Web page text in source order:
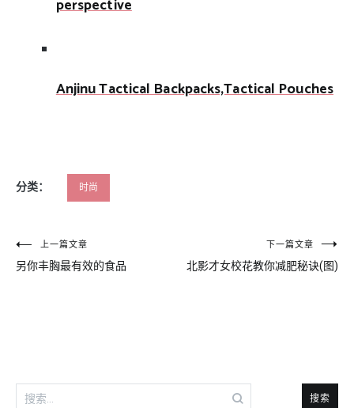
perspective
Anjinu Tactical Backpacks,Tactical Pouches
分类： 时尚
文
章
上一篇文章
另你丰胸最有效的食品
下一篇文章
北影才女校花教你减肥秘诀(图)
搜